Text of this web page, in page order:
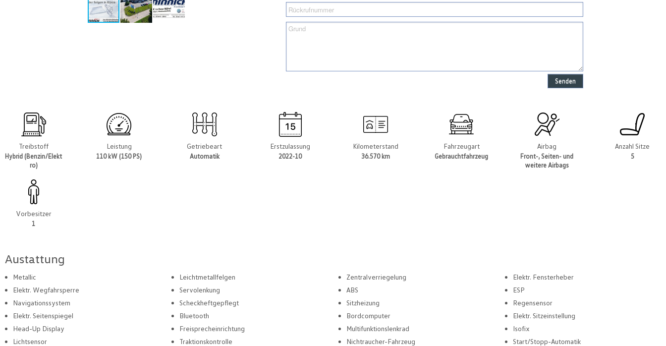
Senden
Treibstoff
Hybrid (Benzin/Elekt
ro)
Leistung
110 kW (150 PS)
Getriebeart
Automatik
Erstzulassung
2022-10
Kilometerstand
36.570 km
Fahrzeugart
Gebrauchtfahrzeug
Airbag
Front-, Seiten- und
weitere Airbags
Anzahl Sitze
5
Vorbesitzer
1
Austattung
Metallic Leichtmetallfelgen Zentralverriegelung
Elektr. Fensterheber
Elektr. Wegfahrsperre
Servolenkung ABS
ESP
Navigationssystem
Scheckheftgepflegt Sitzheizung
Regensensor
Elektr. Seitenspiegel
Bluetooth Bordcomputer
Elektr. Sitzeinstellung
Head-Up Display
Freisprecheinrichtung Multifunktionslenkrad
Isofix
Lichtsensor
Traktionskontrolle Nichtraucher-Fahrzeug
Start/Stopp-Automatik